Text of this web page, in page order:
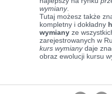
wymiany.
Tutaj możesz także
kompletny i dokładny
wymiany ze
zarejestrowanych w
kurs wymianydaje
obraz ewolucji kursu